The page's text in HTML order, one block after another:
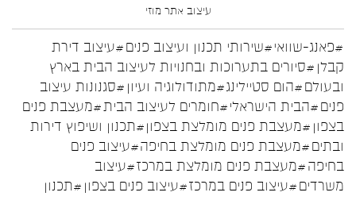
עיצוב אתר מוזי
#פאנג-שוואי#שירותי תכנון ועיצוב פנים#עיצוב דירת
קבלן #סיורים בתערוכות ובחנויות לעיצוב הבית בארץ
ובעולם#הום סטיילינג#מתודולוגיה ועיון #סגנונות עיצוב
פנים#הבית הישראלי#חומרים לעיצוב הבית#מעצבת פנים
בצפון #מעצבת פנים מומלצת בצפון#תכנון ושיפוץ דירות
ובתים#מעצבת פנים מומלצת בחיפה#עיצוב פנים
בחיפה#מעצבת פנים מומלצת במרכז#עיצוב
משרדים#עיצוב פנים במרכז#עיצוב פנים בצפון #תכנון